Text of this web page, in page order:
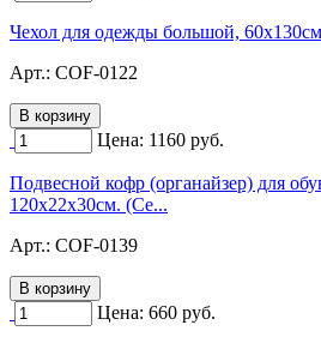
Чехол для одежды большой,
Арт.: COF-0122
Цена: 1160 руб.
Подвесной кофр (органайзер) для
120х22х30см. (Се...
Арт.: COF-0139
Цена: 660 руб.